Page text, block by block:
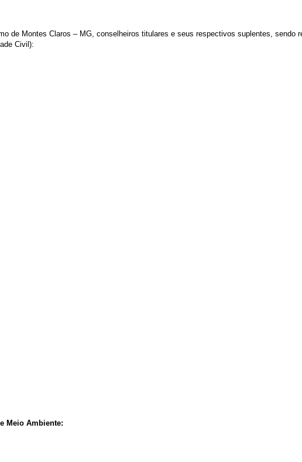
de Montes Claros – MG, conselheiros titulares e seus respectivos suplentes, sendo
Civil):
Meio Ambiente: